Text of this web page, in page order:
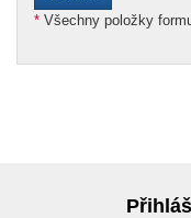
* Všechny položky